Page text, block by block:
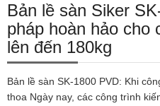
Bản lề sàn Siker
pháp hoàn hảo
lên đến 180kg
Bản lề sàn SK-1800 PVD: Khi
thoa Ngày nay, các công trình